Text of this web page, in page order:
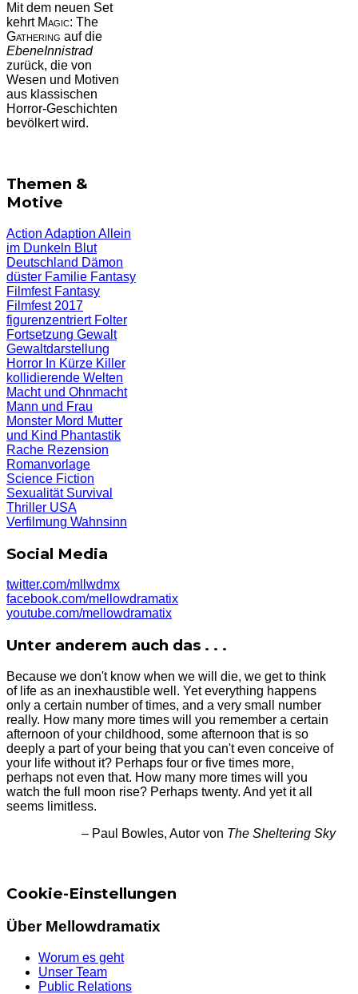
Mit dem neuen Set
kehrt Magic: The
Gathering auf die
EbeneInnistrad
zurück, die von
Wesen und Motiven
aus klassischen
Horror-Geschichten
bevölkert wird.
Themen &
Motive
Action Adaption Allein
im Dunkeln Blut
Deutschland Dämon
düster Familie Fantasy
Filmfest Fantasy
Filmfest 2017
figurenzentriert Folter
Fortsetzung Gewalt
Gewaltdarstellung
Horror In Kürze Killer
kollidierende Welten
Macht und Ohnmacht
Mann und Frau
Monster Mord Mutter
und Kind Phantastik
Rache Rezension
Romanvorlage
Science Fiction
Sexualität Survival
Thriller USA
Verfilmung Wahnsinn
Social Media
twitter.com/mllwdmx
facebook.com/mellowdramatix
youtube.com/mellowdramatix
Unter anderem auch das . . .
Because we don't know when we will die, we get to think
of life as an inexhaustible well. Yet everything happens
only a certain number of times, and a very small number
really. How many more times will you remember a certain
afternoon of your childhood, some afternoon that is so
deeply a part of your being that you can't even conceive of
your life without it? Perhaps four or five times more,
perhaps not even that. How many more times will you
watch the full moon rise? Perhaps twenty. And yet it all
seems limitless.
– Paul Bowles, Autor von The Sheltering Sky
Cookie-Einstellungen
Über Mellowdramatix
Worum es geht
Unser Team
Public Relations